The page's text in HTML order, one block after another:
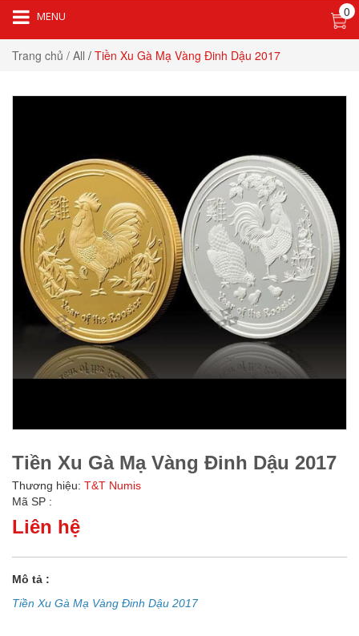
MENU 0
Trang chủ / All / Tiền Xu Gà Mạ Vàng Đinh Dậu 2017
Tiền Xu Gà Mạ Vàng Đinh Dậu 2017
Thương hiệu: T&T Numis
Mã SP :
Liên hệ
Mô tả :
Tiền Xu Gà Mạ Vàng Đinh Dậu 2017